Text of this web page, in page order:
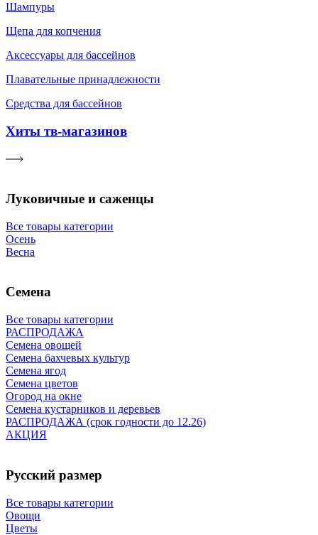
Шампуры
Щепа для копчения
Аксессуары для бассейнов
Плавательные принадлежности
Средства для бассейнов
Хиты тв-магазинов
Луковичные и саженцы
Все товары категории
Осень
Весна
Семена
Все товары категории
РАСПРОДАЖА
Семена овощей
Семена бахчевых культур
Семена ягод
Семена цветов
Огород на окне
Семена кустарников и деревьев
РАСПРОДАЖА (срок годности до 12.26)
АКЦИЯ
Русский размер
Все товары категории
Овощи
Цветы